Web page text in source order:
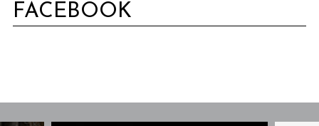
FACEBOOK